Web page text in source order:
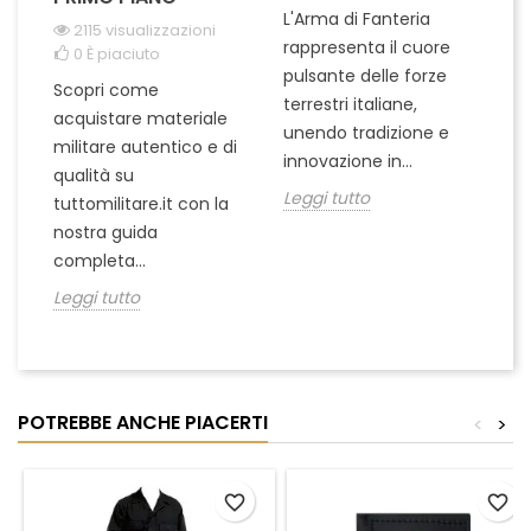
2115 visualizzazioni
0 È piaciuto
Scopri come
acquistare materiale
militare autentico e di
qualità su
tuttomilitare.it con la
nostra guida
completa...
Leggi tutto
L'Arma di Fanteria
rappresenta il cuore
pulsante delle forze
terrestri italiane,
unendo tradizione e
innovazione in...
Leggi tutto
POTREBBE ANCHE PIACERTI >
<
favorite_border favorite_border